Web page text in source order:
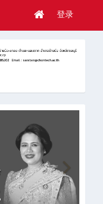
登录